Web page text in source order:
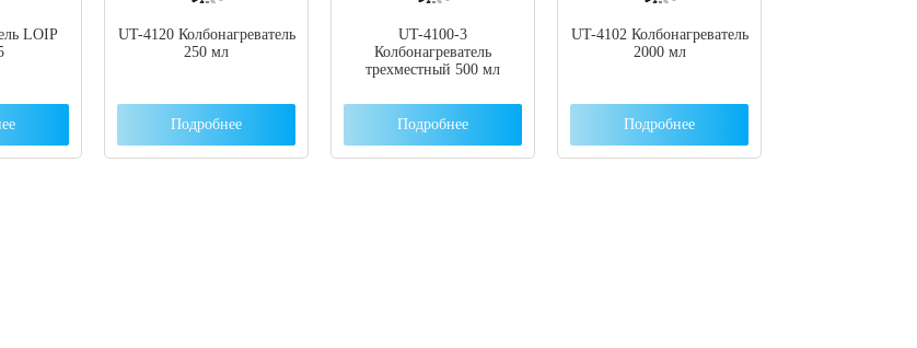
LOIP
UT-4120 Колбонагреватель
250 мл
Подробнее
UT-4100-3
Колбонагреватель
трехместный 500 мл
Подробнее
UT-4102 Колбонагреватель
2000 мл
Подробнее